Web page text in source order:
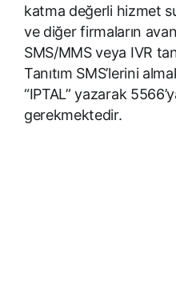
katma değerli hizmet
ve diğer firmaların
SMS/MMS veya IVR
Tanıtım SMS’lerini
“IPTAL” yazarak
gerekmektedir.